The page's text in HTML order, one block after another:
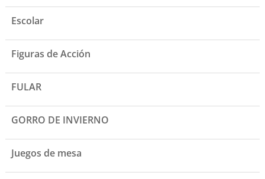
Escolar
Figuras de Acción
FULAR
GORRO DE INVIERNO
Juegos de mesa